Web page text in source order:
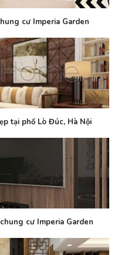
cư Imperia Garden
tại phố Lò Đúc, Hà Nội
cư Imperia Garden